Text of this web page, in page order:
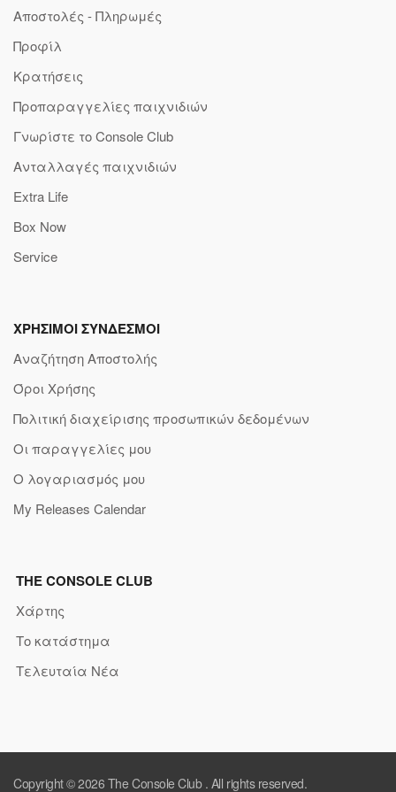
Αποστολές - Πληρωμές
Προφίλ
Κρατήσεις
Προπαραγγελίες παιχνιδιών
Γνωρίστε το Console Club
Ανταλλαγές παιχνιδιών
Extra Life
Box Now
Service
ΧΡΗΣΙΜΟΙ ΣΥΝΔΕΣΜΟΙ
Αναζήτηση Αποστολής
Όροι Χρήσης
Πολιτική διαχείρισης προσωπικών δεδομένων
Οι παραγγελίες μου
Ο λογαριασμός μου
My Releases Calendar
THE CONSOLE CLUB
Χάρτης
Το κατάστημα
Τελευταία Νέα
Copyright © 2026 The Console Club. All rights reserved.